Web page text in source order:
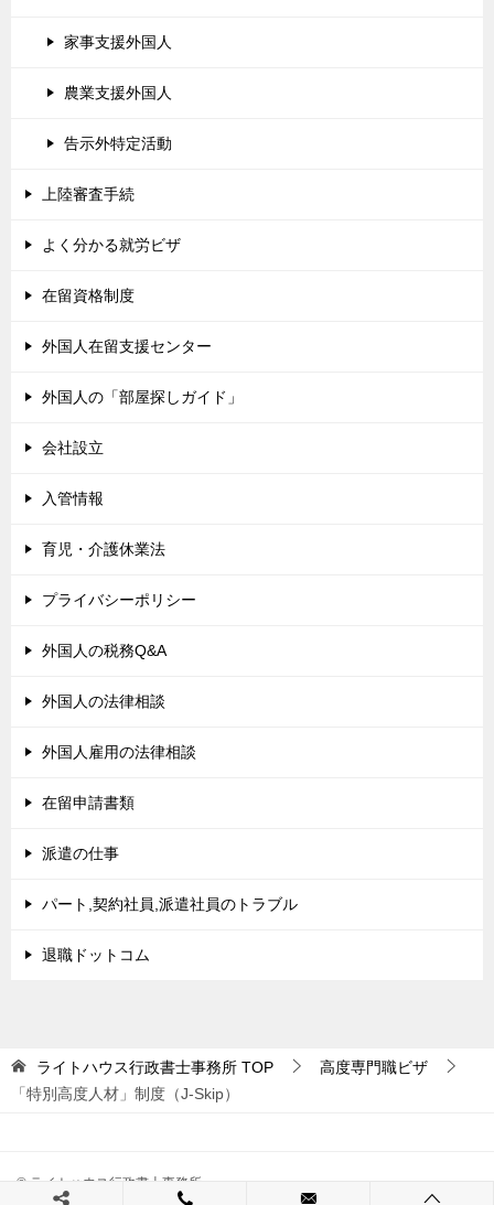
家事支援外国人
農業支援外国人
告示外特定活動
上陸審査手続
よく分かる就労ビザ
在留資格制度
外国人在留支援センター
外国人の「部屋探しガイド」
会社設立
入管情報
育児・介護休業法
プライバシーポリシー
外国人の税務Q&A
外国人の法律相談
外国人雇用の法律相談
在留申請書類
派遣の仕事
パート,契約社員,派遣社員のトラブル
退職ドットコム
ライトハウス行政書士事務所 TOP
高度専門職ビザ
「特別高度人材」制度（J-Skip）
© ライトハウス行政書士事務所